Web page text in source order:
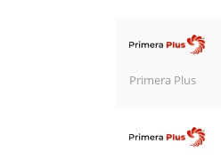
Primera Plus